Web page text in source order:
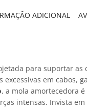
ADICIONAL
para suportar
em cabos,
, a mola amortecedora
intensas. Invista